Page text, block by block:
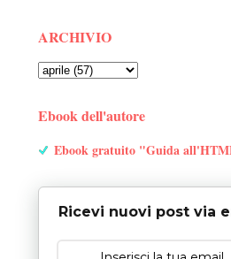
ARCHIVIO
Ebook dell'autore
Ebook gratuito "Guida
Ricevi nuovi post via